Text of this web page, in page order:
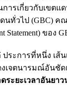
เกี่ยวกับเขตแ
นทั่วไป (GBC)
ของ
ประการที่หนึ่ง เส้
จตนารมณ์อันชัด
ระยะเวลาอันยา